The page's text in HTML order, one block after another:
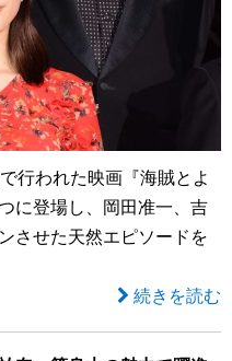
行われた映画『海賊とよ
に登場し、岡田准一、吉
させた天然エピソードを
続きを読む